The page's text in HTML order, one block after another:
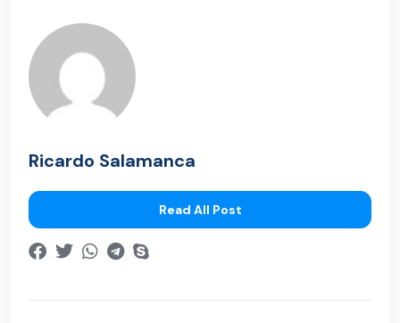
Ricardo Salamanca
Read All Post